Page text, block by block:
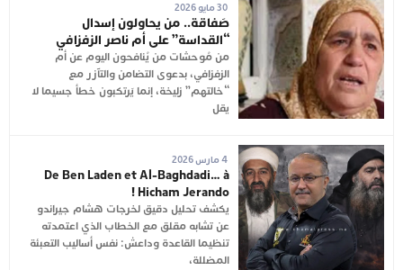
30 مايو 2026
صَفاقة.. من يحاولون إسدال
“القداسة” على أم ناصر الزفزافي
من مُوحشات من يُنافحون اليوم عن أم
الزفزافي، بدعوى التضامن والتآزر مع
“خالتهم” زليخة، إنما يَرتكبون خطأ جسيما لا
يقل
4 مارس 2026
De Ben Laden et Al-Baghdadi… à
Hicham Jerando !
يكشف تحليل دقيق لخرجات هشام جيراندو
عن تشابه مقلق مع الخطاب الذي اعتمدته
تنظيما القاعدة وداعش: نفس أساليب التعبئة
المضللة،